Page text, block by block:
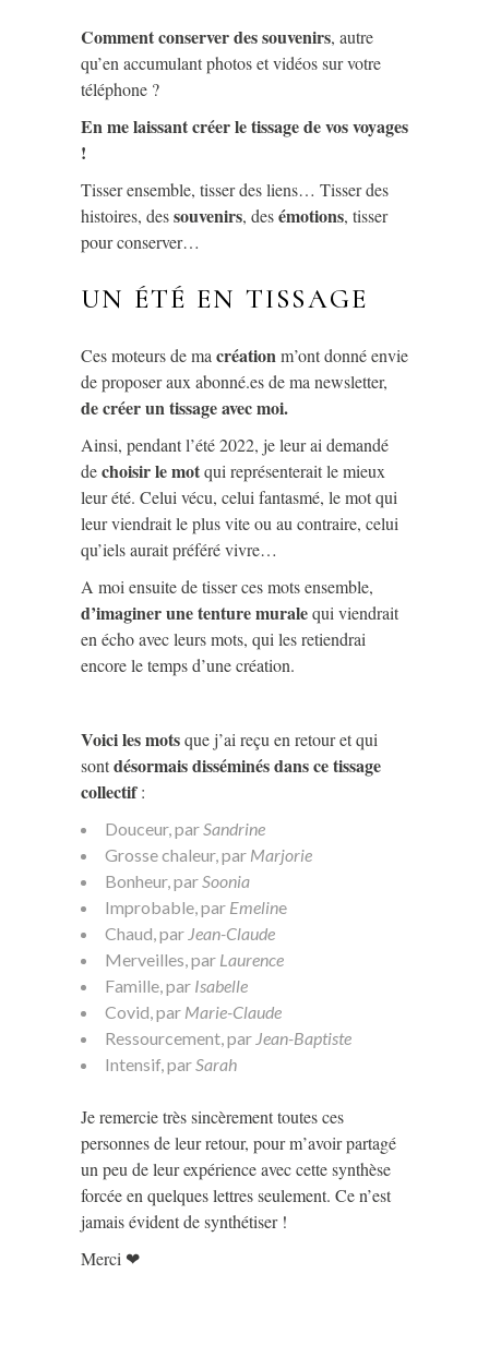
Comment conserver des souvenirs, autre
qu’en accumulant photos et vidéos sur votre
téléphone ?
En me laissant créer le tissage de vos voyages
!
Tisser ensemble, tisser des liens… Tisser des
histoires, dessouvenirs, desémotions, tisser
pour conserver…
UN ÉTÉ EN TISSAGE
Ces moteurs de ma créationm’ont donné envie
de proposer aux abonné.es de ma newsletter,
de créer un tissage avec moi.
Ainsi, pendant l’été 2022, je leur ai demandé
dechoisir le motqui représenterait le mieux
leur été. Celui vécu, celui fantasmé, le mot qui
leur viendrait le plus vite ou au contraire, celui
qu’iels aurait préféré vivre…
A moi ensuite de tisser ces mots ensemble,
d’imaginer une tenture muralequi viendrait
en écho avec leurs mots, qui les retiendrai
encore le temps d’une création.
Voici les motsque j’ai reçu en retour et qui
sontdésormais disséminés dans ce tissage
collectif:
Douceur, parSandrine
Grosse chaleur, par Marjorie
Bonheur, parSoonia
Improbable, par Emeline
Chaud, par Jean-Claude
Merveilles, par Laurence
Famille, par Isabelle
Covid, par Marie-Claude
Ressourcement, par Jean-Baptiste
Intensif, parSarah
Je remercie très sincèrement toutes ces
personnes de leur retour, pour m’avoir partagé
un peu de leur expérience avec cette synthèse
forcée en quelques lettres seulement. Ce n’est
jamais évident de synthétiser !
Merci ❤